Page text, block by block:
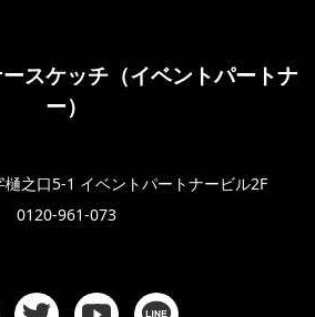
スケッチ（イベントパートナ
ー）
之口5-1 イベントパートナービル2F
0120-961-073